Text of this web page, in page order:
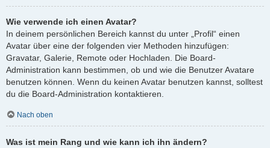
Wie verwende ich einen Avatar?
In deinem persönlichen Bereich kannst du unter „Profil“ einen
Avatar über eine der folgenden vier Methoden hinzufügen:
Gravatar, Galerie, Remote oder Hochladen. Die Board-
Administration kann bestimmen, ob und wie die Benutzer Avatare
benutzen können. Wenn du keinen Avatar benutzen kannst, solltest
du die Board-Administration kontaktieren.
Nach oben
Was ist mein Rang und wie kann ich ihn ändern?